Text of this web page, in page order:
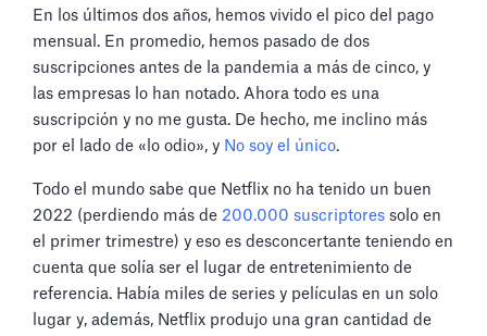
En los últimos dos años, hemos vivido el pico del pago
mensual. En promedio, hemos pasado de dos
suscripciones antes de la pandemia a más de cinco, y
las empresas lo han notado. Ahora todo es una
suscripción y no me gusta. De hecho, me inclino más
por el lado de «lo odio», y No soy el único.
Todo el mundo sabe que Netflix no ha tenido un buen
2022 (perdiendo más de 200.000 suscriptores solo en
el primer trimestre) y eso es desconcertante teniendo en
cuenta que solía ser el lugar de entretenimiento de
referencia. Había miles de series y películas en un solo
lugar y, además, Netflix produjo una gran cantidad de